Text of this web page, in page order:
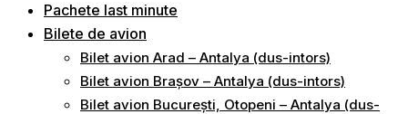
Pachete last minute
Bilete de avion
Bilet avion Arad – Antalya (dus-intors)
Bilet avion Brașov – Antalya (dus-intors)
Bilet avion București, Otopeni – Antalya (dus-